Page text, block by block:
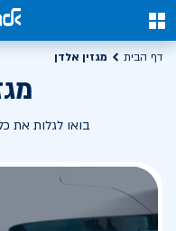
0
דף הבית מגזין אלדן
בואו לגלות את